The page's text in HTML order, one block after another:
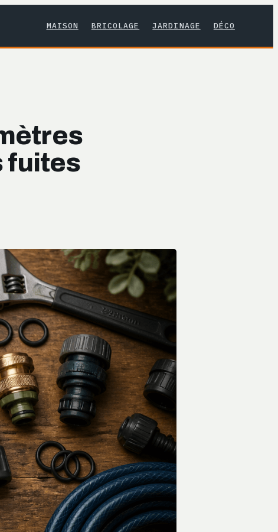
MAISON BRICOLAGE JARDINAGE DÉCO
fuites